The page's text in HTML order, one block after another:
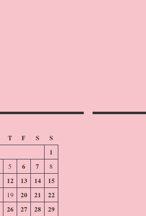
T F S
S
1
5 6 7
8
12 13 14
15
19 20 21
22
26 27 28
29